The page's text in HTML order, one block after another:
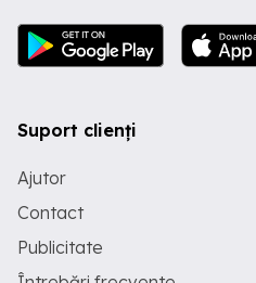
Suport clienți
Ajutor
Contact
Publicitate